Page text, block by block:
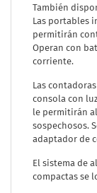
También
Las portables
permitirán
Operan con
corriente.
Las
consola con
le permitirán
sospechosos.
adaptador de
El sistema de
compactas se